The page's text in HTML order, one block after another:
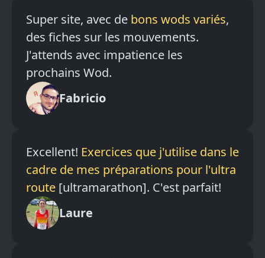
Super site, avec de bons wods variés,
des fiches sur les mouvements.
J'attends avec impatience les
prochains Wod.
Fabricio
Excellent! Exercices que j'utilise dans le
cadre de mes préparations pour l'ultra
route [ultramarathon]. C'est parfait!
Laure